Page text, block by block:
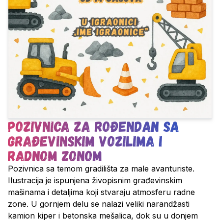
Pozivnica za rođendan sa
građevinskim vozilima i
radnom zonom
Pozivnica sa temom gradilišta za male avanturiste.
Ilustracija je ispunjena živopisnim građevinskim
mašinama i detaljima koji stvaraju atmosferu radne
zone. U gornjem delu se nalazi veliki narandžasti
kamion kiper i betonska mešalica, dok su u donjem